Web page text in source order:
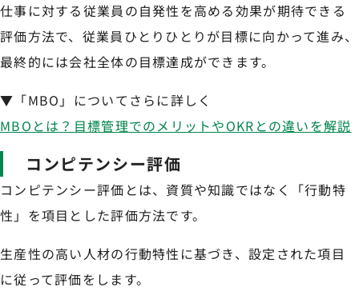
仕事に対する従業員の自発性を高める効果が期待できる
評価方法で、従業員ひとりひとりが目標に向かって進み、
最終的には会社全体の目標達成ができます。
▼「MBO」についてさらに詳しく
MBOとは？目標管理でのメリットやOKRとの違いを解説
コンピテンシー評価
コンピテンシー評価とは、資質や知識ではなく「行動特
性」を項目とした評価方法です。
生産性の高い人材の行動特性に基づき、設定された項目
に従って評価をします。